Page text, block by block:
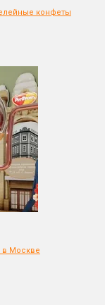
конфеты
в Москве